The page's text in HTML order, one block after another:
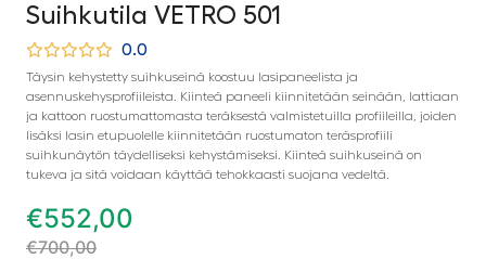
Suihkutila VETRO 501
0.0
Täysin kehystetty suihkuseinä koostuu lasipaneelista ja
asennuskehysprofiileista. Kiinteä paneeli kiinnitetään seinään, lattiaan
ja kattoon ruostumattomasta teräksestä valmistetuilla profiileilla, joiden
lisäksi lasin etupuolelle kiinnitetään ruostumaton teräsprofiili
suihkunäytön täydelliseksi kehystämiseksi. Kiinteä suihkuseinä on
tukeva ja sitä voidaan käyttää tehokkaasti suojana vedeltä.
€552,00
€700,00